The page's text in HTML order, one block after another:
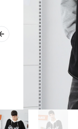
Previous slide